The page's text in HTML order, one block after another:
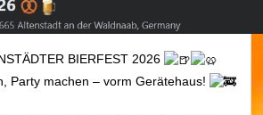
BIERFEST 2026
Party machen – vorm Gerätehaus!